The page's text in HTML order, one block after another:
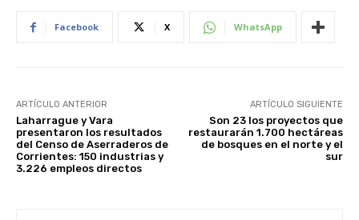
Facebook X WhatsApp
ARTÍCULO ANTERIOR
Laharrague y Vara
presentaron los resultados
del Censo de Aserraderos de
Corrientes: 150 industrias y
3.226 empleos directos
ARTÍCULO SIGUIENTE
Son 23 los proyectos que
restaurarán 1.700 hectáreas
de bosques en el norte y el
sur